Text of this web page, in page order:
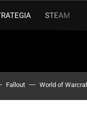
STEAM
Fallout World of